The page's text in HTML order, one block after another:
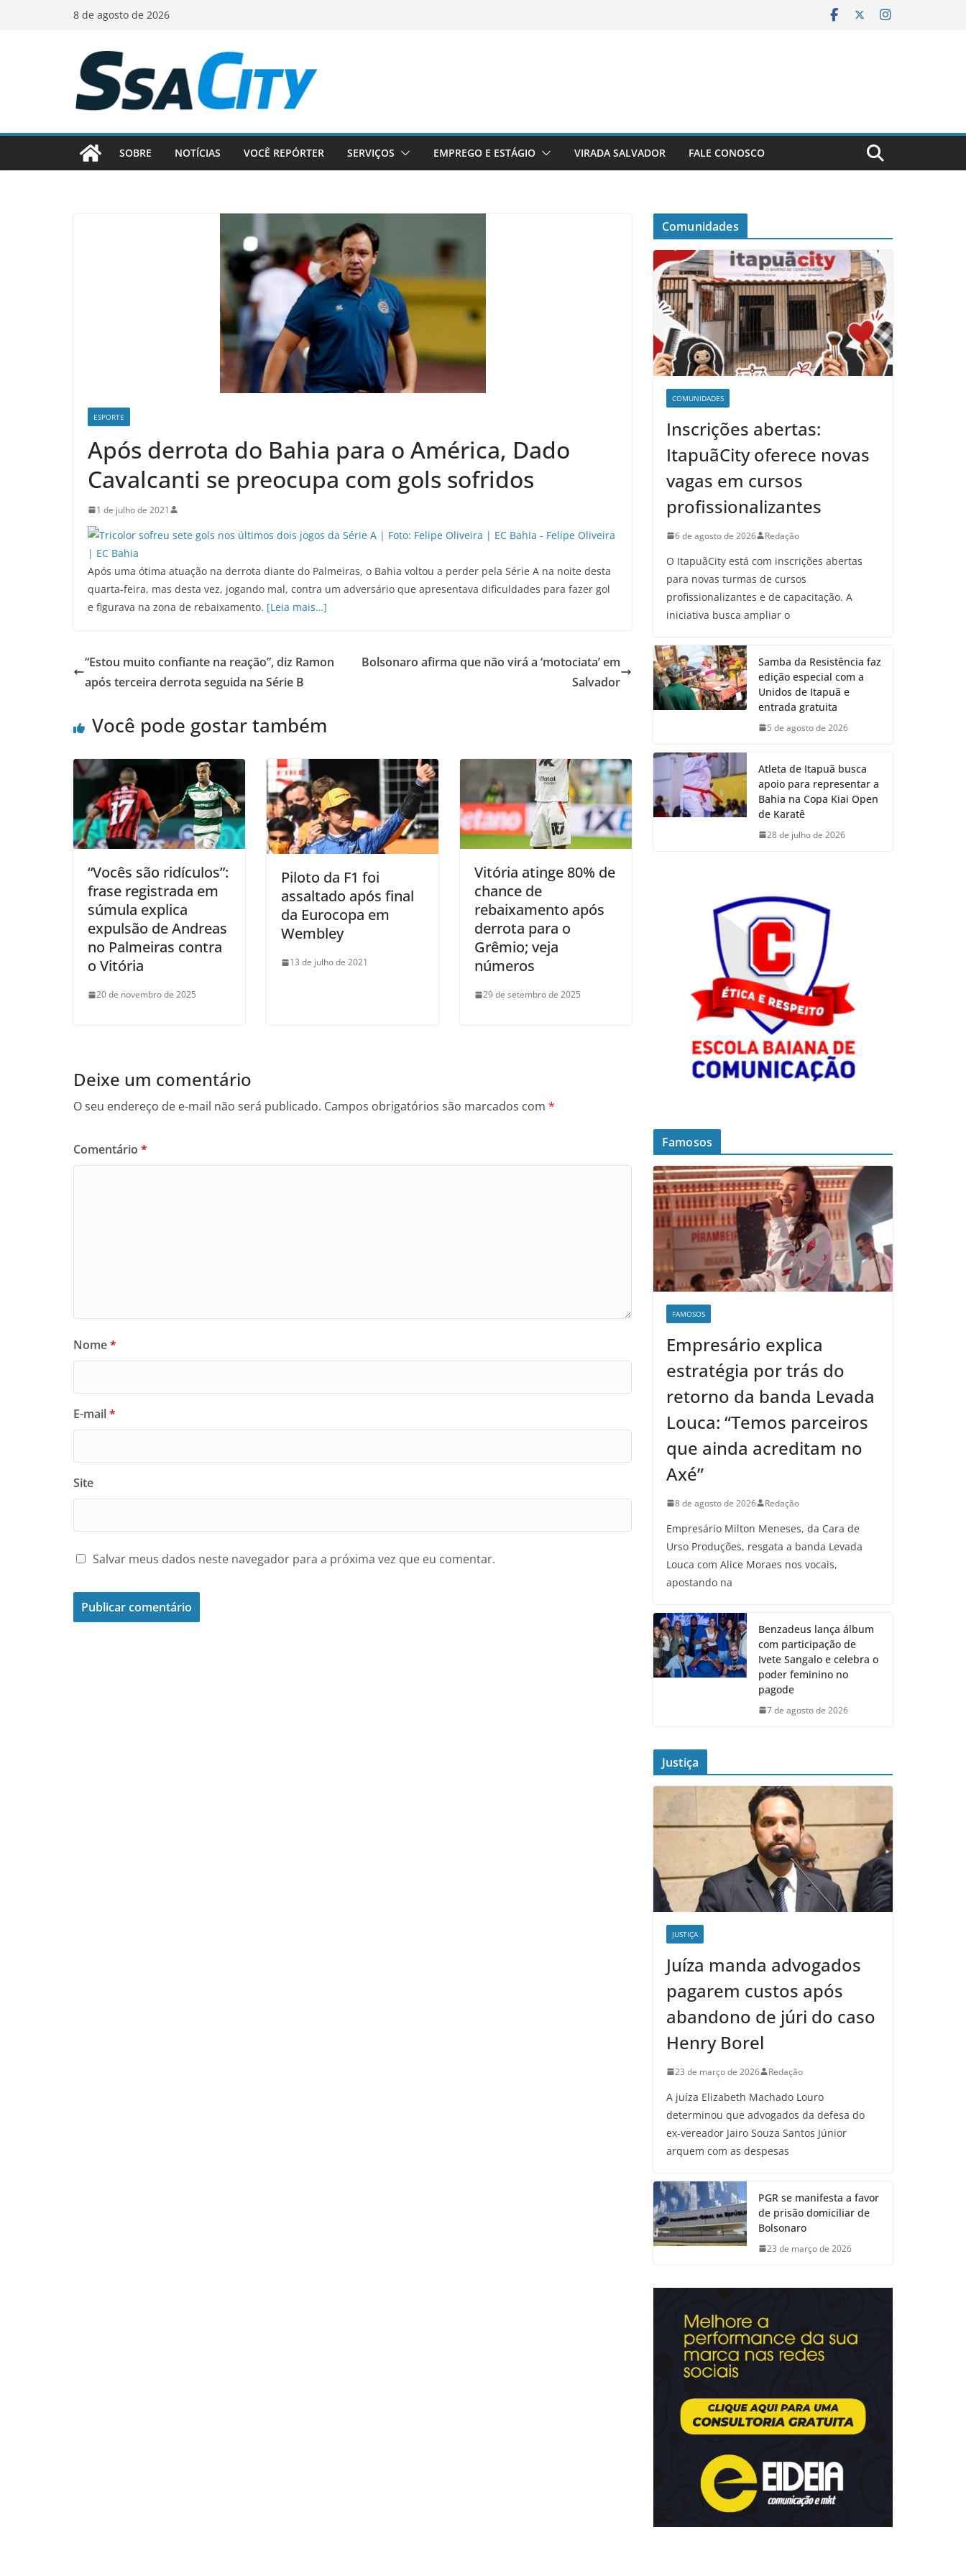
8 de agosto de 2026
SOBRE NOTÍCIAS VOCÊ REPÓRTER SERVIÇOS EMPREGO E ESTÁGIO VIRADA SALVADOR FALE CONOSCO
ESPORTE
Após derrota do Bahia para o América, Dado
Cavalcanti se preocupa com gols sofridos
1 de julho de 2021
Após uma ótima atuação na derrota diante do Palmeiras, o Bahia voltou a perder pela Série A na noite desta
quarta-feira, mas desta vez, jogando mal, contra um adversário que apresentava dificuldades para fazer gol
e figurava na zona de rebaixamento. [Leia mais…]
“Estou muito confiante na reação”, diz Ramon
após terceira derrota seguida na Série B
Bolsonaro afirma que não virá a ‘motociata’ em
Salvador
Você pode gostar também
“Vocês são ridículos”:
frase registrada em
súmula explica
expulsão de Andreas
no Palmeiras contra
o Vitória
20 de novembro de 2025
Piloto da F1 foi
assaltado após final
da Eurocopa em
Wembley
13 de julho de 2021
Vitória atinge 80% de
chance de
rebaixamento após
derrota para o
Grêmio; veja
números
29 de setembro de 2025
Deixe um comentário
O seu endereço de e-mail não será publicado. Campos obrigatórios são marcados com *
Comentário *
Nome*
E-mail*
Site
Salvar meus dados neste navegador para a próxima vez que eu comentar.
Comunidades
COMUNIDADES
Inscrições abertas:
ItapuãCity oferece novas
vagas em cursos
profissionalizantes
6 de agosto de 2026 Redação
O ItapuãCity está com inscrições abertas
para novas turmas de cursos
profissionalizantes e de capacitação. A
iniciativa busca ampliar o
Samba da Resistência faz
edição especial com a
Unidos de Itapuã e
entrada gratuita
5 de agosto de 2026
Atleta de Itapuã busca
apoio para representar a
Bahia na Copa Kiai Open
de Karatê
28 de julho de 2026
Famosos
FAMOSOS
Empresário explica
estratégia por trás do
retorno da banda Levada
Louca: “Temos parceiros
que ainda acreditam no
Axé”
8 de agosto de 2026 Redação
Empresário Milton Meneses, da Cara de
Urso Produções, resgata a banda Levada
Louca com Alice Moraes nos vocais,
apostando na
Benzadeus lança álbum
com participação de
Ivete Sangalo e celebra o
poder feminino no
pagode
7 de agosto de 2026
Justiça
JUSTIÇA
Juíza manda advogados
pagarem custos após
abandono de júri do caso
Henry Borel
23 de março de 2026 Redação
A juíza Elizabeth Machado Louro
determinou que advogados da defesa do
ex-vereador Jairo Souza Santos Júnior
arquem com as despesas
PGR se manifesta a favor
de prisão domiciliar de
Bolsonaro
23 de março de 2026